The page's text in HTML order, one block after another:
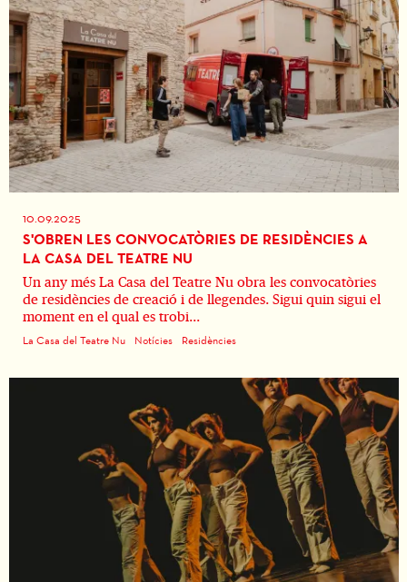
10.09.2025
S'OBREN LES CONVOCATÒRIES DE RESIDÈNCIES A
LA CASA DEL TEATRE NU
Un any més La Casa del Teatre Nu obra les convocatòries
de residències de creació i de llegendes. Sigui quin sigui el
moment en el qual es trobi...
La Casa del Teatre Nu Notícies Residències